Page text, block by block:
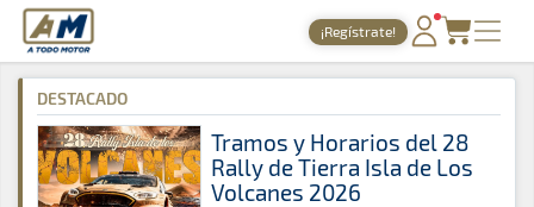
A Todo Motor · Revista del motor desde 1999
¡Regístrate!
PORTADA
TIEMPOS ONLINE
NOTICIAS
A Todo Motor » Galerías » 2012 » Galería Fotográfica Subida
DESTACADO
Tramos y Horarios del 28
Rally de Tierra Isla de Los
Volcanes 2026